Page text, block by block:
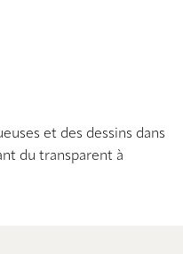
et des dessins dans
du transparent à